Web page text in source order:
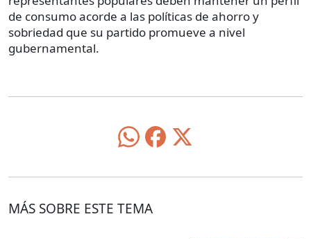
de consumo acorde a las políticas de ahorro y
sobriedad que su partido promueve a nivel
gubernamental.
MÁS SOBRE ESTE TEMA